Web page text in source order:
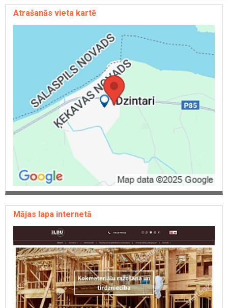
Kokmateriāli jebkurai koka konstrukcijai
Pakalpojumi
Kokmateriālu tirdzniecība
Zāģmateriālu tirdzniecība
Kokmateriālu komplektēšana
Zāģmateriālu piegāde
Transporta pakalpojumi
Zāģmateriālu garināšana
Zāģmateriālu garenzāģēšana
Antiseptizēšanas pakalpojumi
Impregnēšanas pakalpojumi
Kokmateriālu ugunsdrošības apstrāde
Zāģmateriālu ugunsdrošības apstrāde
Kokapstrāde
Būvmateriālu tirdzniecība
Būvkonstrukciju tirdzniecība
Apdares materiālu tirdzniecība
Vairumtirdzniecība
Atrašanās vieta kartē
Mājas lapa internetā